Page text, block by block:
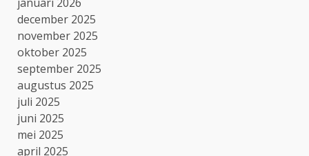
december 2025
november 2025
oktober 2025
september 2025
augustus 2025
juli 2025
juni 2025
mei 2025
april 2025